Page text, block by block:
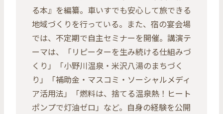
る本』を編纂。車いすでも安心して旅できる
地域づくりを行っている。また、宿の宴会場
では、不定期で自主セミナーを開催。講演テ
ーマは、「リピーターを生み続ける仕組みづ
くり」「小野川温泉・米沢八湯のまちづく
り」「補助金・マスコミ・ソーシャルメディ
ア活用法」「燃料は、捨てる温泉熱！ヒート
ポンプで灯油ゼロ」など。自身の経験を公開